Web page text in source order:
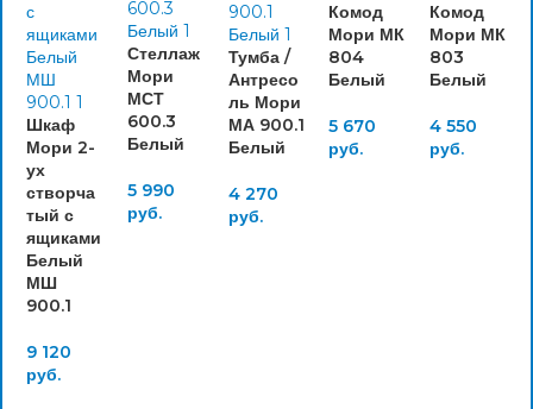
Шкаф
Мори 2-
ух
створча
тый с
ящиками
Белый
МШ
900.1
9 120
руб.
Стеллаж
Мори
МСТ
600.3
Белый
5 990
руб.
Тумба /
Антресо
ль Мори
МА 900.1
Белый
4 270
руб.
Комод
Мори МК
804
Белый
5 670
руб.
Комод
Мори МК
803
Белый
4 550
руб.